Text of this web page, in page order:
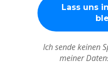
Ich sende keinen
meiner